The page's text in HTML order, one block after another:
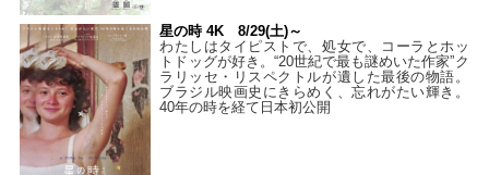
星の時 4K 8/29(土)～
わたしはタイピストで、処⼥で、コーラとホッ
トドッグが好き。“20世紀で最も謎めいた作家”ク
ラリッセ・リスペクトルが遺した最後の物語。
ブラジル映画史にきらめく、忘れがたい輝き。
40年の時を経て⽇本初公開